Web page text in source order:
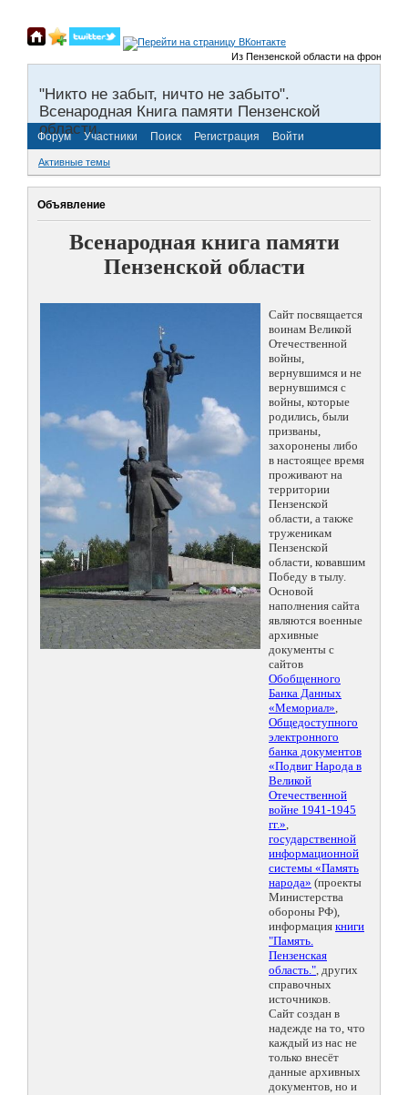
Из Пензенской области на фронты
"Никто не забыт, ничто не забыто".
Всенародная Книга памяти Пензенской
области.
Форум Участники Поиск Регистрация Войти
Активные темы
Объявление
Всенародная книга памяти
Пензенской области
Сайт посвящается
воинам Великой
Отечественной
войны,
вернувшимся и не
вернувшимся с
войны, которые
родились, были
призваны,
захоронены либо
в настоящее время
проживают на
территории
Пензенской
области, а также
труженикам
Пензенской
области, ковавшим
Победу в тылу.
Основой
наполнения сайта
являются военные
архивные
документы с
сайтов
Обобщенного
Банка Данных
«Мемориал»,
Общедоступного
электронного
банка документов
«Подвиг Народа в
Великой
Отечественной
войне 1941-1945
гг.»,
государственной
информационной
системы «Память
народа» (проекты
Министерства
обороны РФ),
информация книги
"Память.
Пензенская
область.", других
справочных
источников.
Сайт создан в
надежде на то, что
каждый из нас не
только внесёт
данные архивных
документов, но и